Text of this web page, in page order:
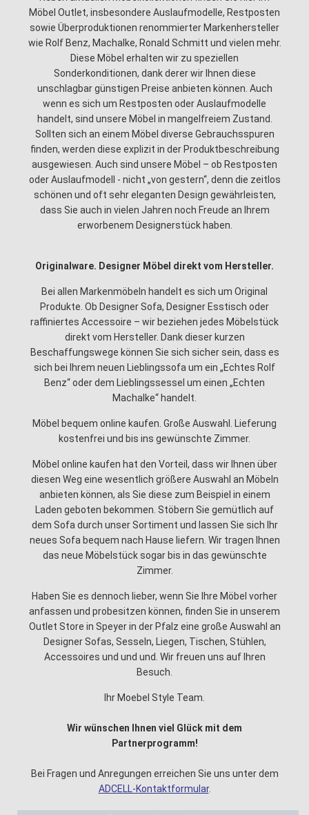
Möbel Outlet, insbesondere Auslaufmodelle, Restposten
sowie Überproduktionen renommierter Markenhersteller
wie Rolf Benz, Machalke, Ronald Schmitt und vielen mehr.
Diese Möbel erhalten wir zu speziellen
Sonderkonditionen, dank derer wir Ihnen diese
unschlagbar günstigen Preise anbieten können. Auch
wenn es sich um Restposten oder Auslaufmodelle
handelt, sind unsere Möbel in mangelfreiem Zustand.
Sollten sich an einem Möbel diverse Gebrauchsspuren
finden, werden diese explizit in der Produktbeschreibung
ausgewiesen. Auch sind unsere Möbel – ob Restposten
oder Auslaufmodell - nicht „von gestern“, denn die zeitlos
schönen und oft sehr eleganten Design gewährleisten,
dass Sie auch in vielen Jahren noch Freude an Ihrem
erworbenem Designerstück haben.
Originalware. Designer Möbel direkt vom Hersteller.
Bei allen Markenmöbeln handelt es sich um Original
Produkte. Ob Designer Sofa, Designer Esstisch oder
raffiniertes Accessoire – wir beziehen jedes Möbelstück
direkt vom Hersteller. Dank dieser kurzen
Beschaffungswege können Sie sich sicher sein, dass es
sich bei Ihrem neuen Lieblingssofa um ein „Echtes Rolf
Benz“ oder dem Lieblingssessel um einen „Echten
Machalke“ handelt.
Möbel bequem online kaufen. Große Auswahl. Lieferung
kostenfrei und bis ins gewünschte Zimmer.
Möbel online kaufen hat den Vorteil, dass wir Ihnen über
diesen Weg eine wesentlich größere Auswahl an Möbeln
anbieten können, als Sie diese zum Beispiel in einem
Laden geboten bekommen. Stöbern Sie gemütlich auf
dem Sofa durch unser Sortiment und lassen Sie sich Ihr
neues Sofa bequem nach Hause liefern. Wir tragen Ihnen
das neue Möbelstück sogar bis in das gewünschte
Zimmer.
Haben Sie es dennoch lieber, wenn Sie Ihre Möbel vorher
anfassen und probesitzen können, finden Sie in unserem
Outlet Store in Speyer in der Pfalz eine große Auswahl an
Designer Sofas, Sesseln, Liegen, Tischen, Stühlen,
Accessoires und und und. Wir freuen uns auf Ihren
Besuch.
Ihr Moebel Style Team.
Wir wünschen Ihnen viel Glück mit dem
Partnerprogramm!
Bei Fragen und Anregungen erreichen Sie uns unter dem
ADCELL-Kontaktformular.